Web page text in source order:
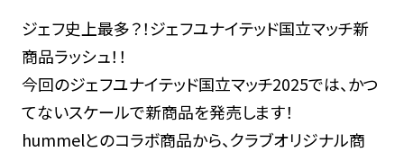
ジェフ史上最多？！ジェフユナイテッド国立マッチ新
商品ラッシュ！！
今回のジェフユナイテッド国立マッチ2025では、かつ
てないスケールで新商品を発売します！
hummelとのコラボ商品から、クラブオリジナル商